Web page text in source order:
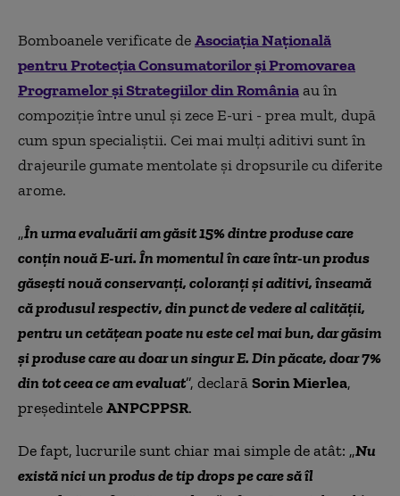
Bomboanele verificate deAsociaţia Naţională
pentru Protecţia Consumatorilor şi Promovarea
Programelor şi Strategiilor din Româniaau în
compoziţie între unul şi zece E-uri - prea mult, după
cum spun specialiştii. Cei mai mulţi aditivi sunt în
drajeurile gumate mentolate şi dropsurile cu diferite
arome.
„În urma evaluării am găsit 15% dintre produse care
conţin nouă E-uri. În momentul în care într-un produs
găseşti nouă conservanţi, coloranţi şi aditivi, înseamă
că produsul respectiv, din punct de vedere al calităţii,
pentru un cetăţean poate nu este cel mai bun, dar găsim
şi produse care au doar un singur E. Din păcate, doar 7%
din tot ceea ce am evaluat”, declarăSorin Mierlea,
preşedinteleANPCPPSR.
De fapt, lucrurile sunt chiar mai simple de atât: „Nu
există nici un produs de tip drops pe care să îl